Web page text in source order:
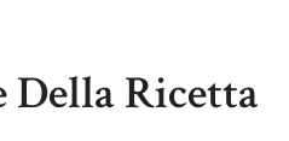
Ricetta